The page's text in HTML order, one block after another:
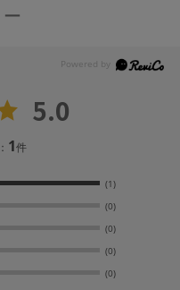
5.0
1件
(1)
(0)
(0)
(0)
(0)